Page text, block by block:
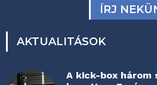
ÍRJ
AKTUALITÁSOK
A kick-box három